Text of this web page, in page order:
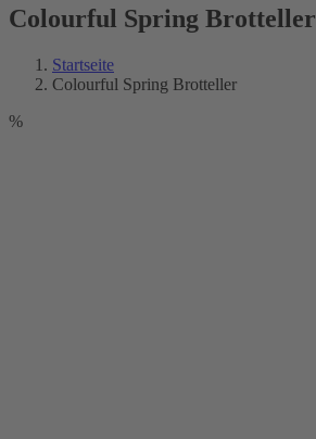
Colourful Spring Brotteller
Startseite
Colourful Spring Brotteller
%